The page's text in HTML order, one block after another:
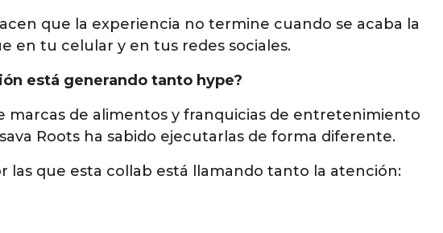
que la experiencia no termine cuando se acaba la
en tu celular y en tus redes sociales.
está generando tanto hype?
marcas de alimentos y franquicias de entretenimiento
Roots ha sabido ejecutarlas de forma diferente.
las que esta collab está llamando tanto la atención: